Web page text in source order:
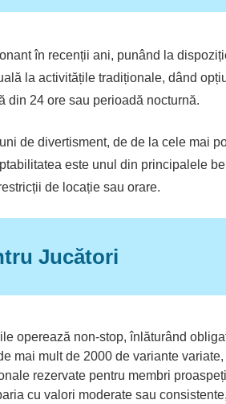
în recenții ani, punând la
la activitățile tradiționale, dând
din 24 ore sau perioadă nocturnă.
de divertisment, de de la cele mai
este unul din principalele
de locație sau orare.
Jucători
operează non-stop, înlăturând
mai mult de 2000 de variante
rezervate pentru membri
cu valori moderate sau